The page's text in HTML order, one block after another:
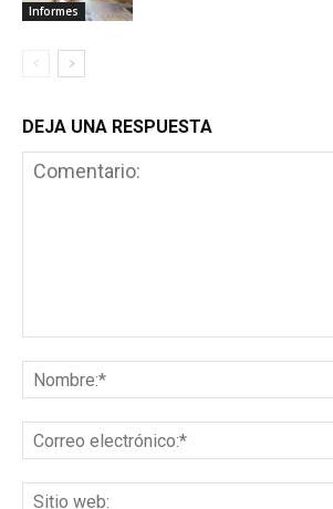
Informes
DEJA UNA RESPUESTA